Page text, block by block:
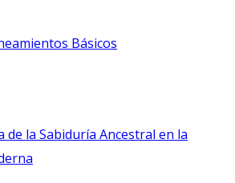
Básicos
de la Sabiduría Ancestral en la